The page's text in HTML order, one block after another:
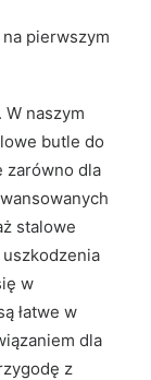
pierwszym
naszym
butle do
zarówno dla
stalowe
w
łatwe w
dla
z